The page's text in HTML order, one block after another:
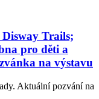
Disway Trails;
pro děti a
na výstavu
Aktuální pozvání na